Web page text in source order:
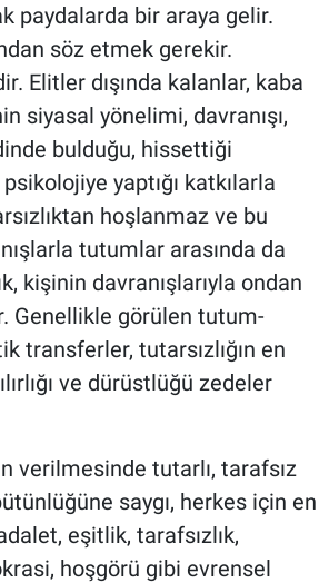
paydalarda bir araya gelir.
söz etmek gerekir.
Elitler dışında kalanlar, kaba
siyasal yönelimi, davranışı,
bulduğu, hissettiği
yaptığı katkılarla
hoşlanmaz ve bu
tutumlar arasında da
kişinin davranışlarıyla ondan
Genellikle görülen tutum-
transferler, tutarsızlığın en
ve dürüstlüğü zedeler
verilmesinde tutarlı, tarafsız
saygı, herkes için en
eşitlik, tarafsızlık,
hoşgörü gibi evrensel